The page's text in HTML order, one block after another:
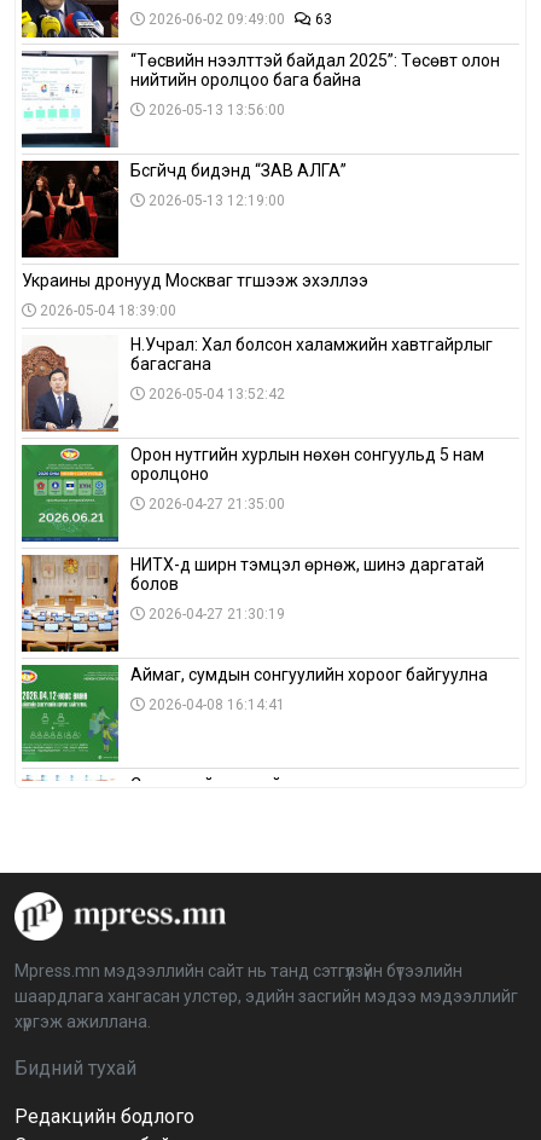
2026-06-02 09:49:00 63
“Төсвийн нээлттэй байдал 2025”: Төсөвт олон
нийтийн оролцоо бага байна
2026-05-13 13:56:00
Бүсгүйчүүд бидэнд “ЗАВ АЛГА”
2026-05-13 12:19:00
Украины дронууд Москваг түгшээж эхэллээ
2026-05-04 18:39:00
Н.Учрал: Хал болсон халамжийн хавтгайрлыг
багасгана
2026-05-04 13:52:42
Орон нутгийн хурлын нөхөн сонгуульд 5 нам
оролцоно
2026-04-27 21:35:00
НИТХ-д ширүүн тэмцэл өрнөж, шинэ даргатай
болов
2026-04-27 21:30:19
Аймаг, сумдын сонгуулийн хороог байгуулна
2026-04-08 16:14:41
Сонгуулийн хуулийн зөрчил, шалгах,
аймагт үргэлжилж байна
BTS-ийн тоглолтыг Netflix дэлхий даяар шууд
дамжуулна
Иргэдийн төлөөлөгчдийн хурлын 2026 оны
нөхөн сонгууль 6 дугаар сарын 21-нд болно
Mpress.mn мэдээллийн сайт нь танд сэтгүүлзүйн бүтээлийн
шаардлага хангасан улстөр, эдийн засгийн мэдээ мэдээллийг
хүргэж ажиллана.
Бидний тухай
Редакцийн бодлого